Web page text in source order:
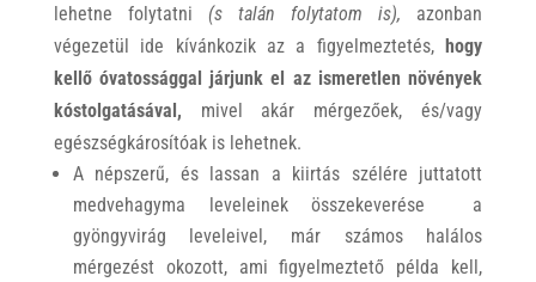
lehetne folytatni (s talán folytatom is), azonban
végezetül ide kívánkozik az a figyelmeztetés,hogy
kellő óvatossággal járjunk el az ismeretlen növények
kóstolgatásával, mivel akár mérgezőek, és/vagy
egészségkárosítóak is lehetnek.
A népszerű, és lassan a kiirtás szélére juttatott
medvehagyma leveleinek összekeverése a
gyöngyvirág leveleivel, már számos halálos
mérgezést okozott, ami figyelmeztető példa kell,